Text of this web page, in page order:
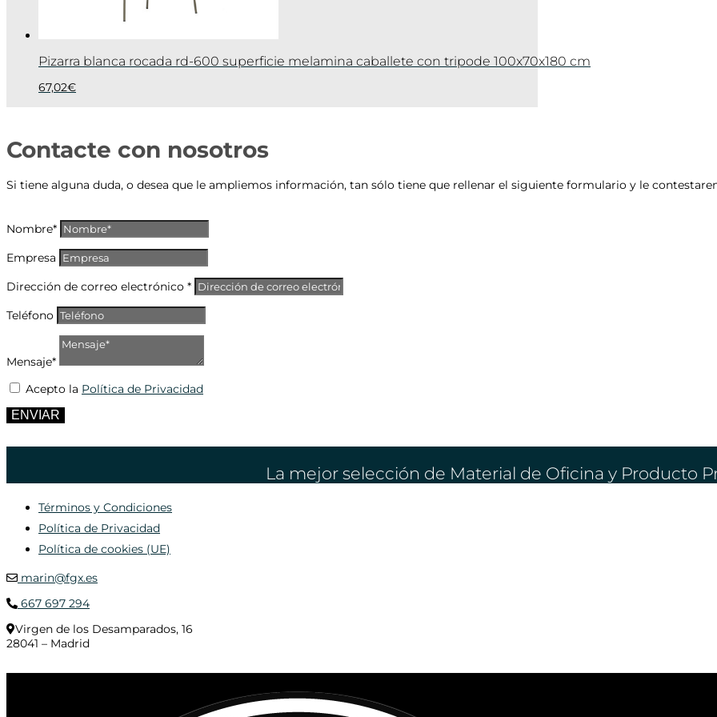
Pizarra blanca rocada rd-600 superficie melamina caballete con tripode 100x70x180 cm
67,02€
Contacte con nosotros
Si tiene alguna duda, o desea que le ampliemos información, tan sólo tiene que rellenar el siguiente formulario y le
Nombre*
Empresa
Dirección de correo electrónico *
Teléfono
Mensaje*
Acepto la Política de Privacidad
ENVIAR
La mejor selección de Material de Oficina y Producto
Términos y Condiciones
Política de Privacidad
Política de cookies (UE)
marin@fgx.es
667 697 294
Virgen de los Desamparados, 16
28041 – Madrid